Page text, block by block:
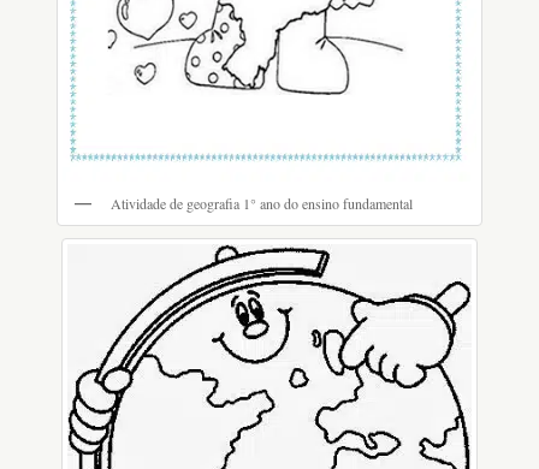
Atividade de geografia 1° ano do ensino fundamental